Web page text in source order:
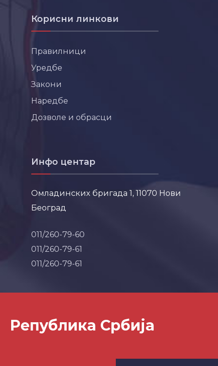
Корисни линкови
Правилници
Уредбе
Закони
Наредбе
Дозволе и обрасци
Инфо центар
Омладинских бригада 1, 11070 Нови
Београд
011/260-79-60
011/260-79-61
011/260-79-61
Република Србија